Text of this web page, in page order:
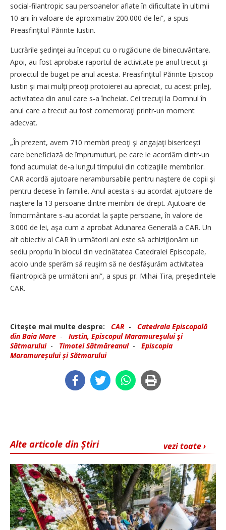
social-filantropic sau persoanelor aflate în dificultate în ultimii
10 ani în valoare de aproximativ 200.000 de lei”, a spus
Preasfinţitul Părinte Iustin.
Lucrările şedinţei au început cu o rugăciune de binecuvântare.
Apoi, au fost aprobate raportul de activitate pe anul trecut şi
proiectul de buget pe anul acesta. Preasfinţitul Părinte Episcop
Iustin şi mai mulţi preoţi protoierei au apreciat, cu acest prilej,
activitatea din anul care s-a încheiat. Cei trecuţi la Domnul în
anul care a trecut au fost comemoraţi printr-un moment
adecvat.
„În prezent, avem 710 membri preoţi şi angajaţi bisericeşti
care beneficiază de împrumuturi, pe care le acordăm dintr-un
fond acumulat de-a lungul timpului din cotizaţiile membrilor.
CAR acordă ajutoare nerambursabile pentru naştere de copii şi
pentru decese în familie. Anul acesta s-au acordat ajutoare de
naştere la 13 persoane dintre membrii de drept. Ajutoare de
înmormântare s-au acordat la şapte persoane, în valore de
3.000 de lei, aşa cum a aprobat Adunarea Generală a CAR. Un
alt obiectiv al CAR în următorii ani este să achiziţionăm un
sediu propriu în blocul din vecinătatea Catedralei Episcopale,
acolo unde sperăm să reuşim să ne desfăşurăm activitatea
filantropică pe următorii ani”, a spus pr. Mihai Tira, preşedintele
CAR.
Citeşte mai multe despre: CAR - Catedrala Episcopală
din Baia Mare - Iustin, Episcopul Maramureşului şi
Sătmarului- Timotei Sătmăreanul- Episcopia
Maramureșului și Sătmarului
vezi toate ›
Alte articole din Știri